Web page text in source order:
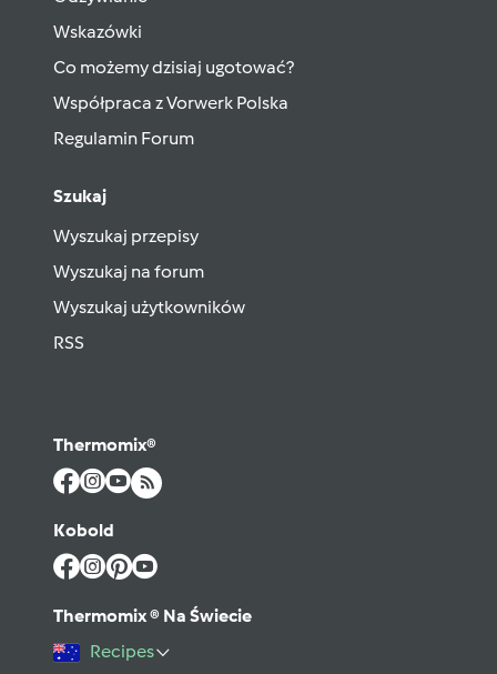
Wskazówki
Co możemy dzisiaj ugotować?
Współpraca z Vorwerk Polska
Regulamin Forum
Szukaj
Wyszukaj przepisy
Wyszukaj na forum
Wyszukaj użytkowników
RSS
Thermomix®
Kobold
Thermomix ® Na Świecie
Recipes